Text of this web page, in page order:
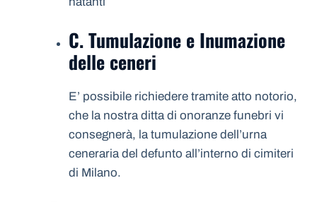
C. Tumulazione e Inumazione
delle ceneri
E’ possibile richiedere tramite atto notorio,
che la nostra ditta di onoranze funebri vi
consegnerà, la tumulazione dell’urna
ceneraria del defunto all’interno di cimiteri
di Milano.